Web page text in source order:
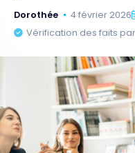
Dorothée 4 février 2026
Vérification des faits par